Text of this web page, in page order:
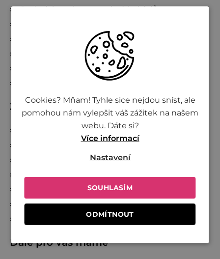
Podmínky ochrany osobních údajů
Kde nakoupit Živinu
Doprava a platba
Reklamace a zrušení objednávky
Jsme Živina
Společně proti plýtvání
Investujte do Živiny
Projekty
Věrnostní program
Dále pro vás máme
Cookies? Mňam! Tyhle sice nejdou sníst, ale
pomohou nám vylepšit váš zážitek na našem
webu. Dáte si?
Více informací
SOUHLASÍM
ODMÍTNOUT
Nastavení